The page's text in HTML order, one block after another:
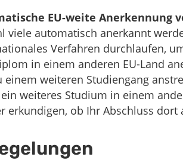
EU-weite Anerkennung
viele automatisch anerkannt
Verfahren durchlaufen,
in einem anderen EU-Land
einem weiteren Studiengang
weiteres Studium in einem
erkundigen, ob Ihr Abschluss dort